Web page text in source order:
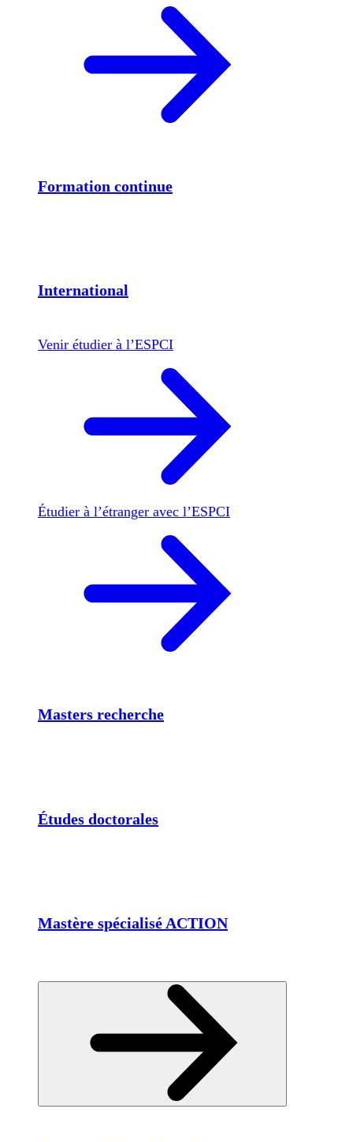
Formation continue
International
Venir étudier à l’ESPCI
Étudier à l’étranger avec l’ESPCI
Masters recherche
Études doctorales
Mastère spécialisé ACTION